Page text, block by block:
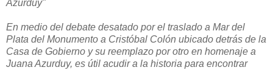
Azurduy"
En medio del debate desatado por el traslado a Mar del
Plata del Monumento a Cristóbal Colón ubicado detrás de la
Casa de Gobierno y su reemplazo por otro en homenaje a
Juana Azurduy, es útil acudir a la historia para encontrar